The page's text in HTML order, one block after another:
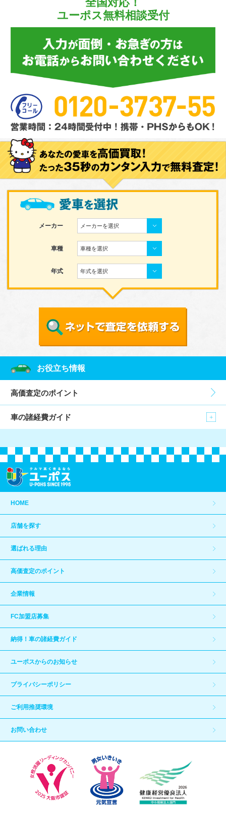
ユーポス無料相談受付
メーカー メーカーを選択
車種 車種を選択
年式 年式を選択
お役立ち情報
高価査定のポイント
車の諸経費ガイド
HOME
店舗を探す
選ばれる理由
高価査定のポイント
企業情報
FC加盟店募集
納得！車の諸経費ガイド
ユーポスからのお知らせ
プライバシーポリシー
ご利用推奨環境
お問い合わせ